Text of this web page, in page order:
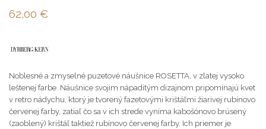
62,00 €
Noblesné a zmyselné puzetové náušnice ROSETTA, v zlatej vysoko
leštenej farbe. Náušnice svojim nápaditým dizajnom pripomínajú kvet
v retro nádychu, ktorý je tvorený fazetovými krištáľmi žiarivej rubínovo
červenej farby, zatiaľ čo sa v ich strede vyníma kabošónovo brúsený
(zaoblený) krištáľ taktiež rubínovo červenej farby. Ich priemer je